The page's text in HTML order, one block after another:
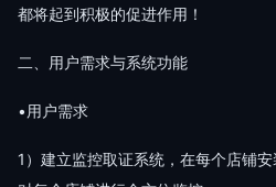
都将起到积极的促进作用！
二、用户需求与系统功能
•用户需求
1）建立监控取证系统，在每个店铺